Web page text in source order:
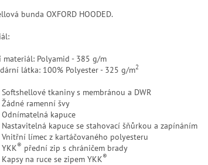
bunda OXFORD HOODED.
materiál: Polyamid - 385 g/m
látka: 100% Polyester - 325 g/m2
Softshellové tkaniny s membránou a DWR
Žádné ramenní švy
Odnímatelná kapuce
Nastavitelná kapuce se stahovací šňůrkou a zapínáním
Vnitřní límec z kartáčovaného polyesteru
YKK® přední zip s chráničem brady
Kapsy na ruce se zipem YKK®